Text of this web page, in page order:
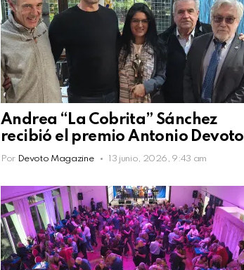
Andrea “La Cobrita” Sánchez
recibió el premio Antonio Devoto
Por Devoto Magazine 13 junio, 2026, 9:43 am